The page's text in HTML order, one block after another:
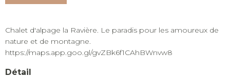
Chalet d'alpage la Ravière. Le paradis pour les amoureux de
nature et de montagne.
https://maps.app.goo.gl/gvZBk6f1CAhBWnvw8
Détail